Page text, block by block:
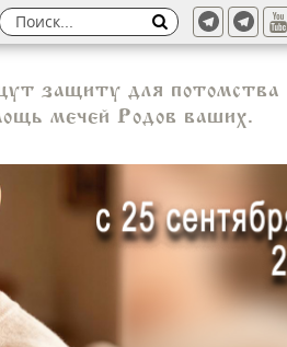
защиту для потомства
мечей Родов ваших.